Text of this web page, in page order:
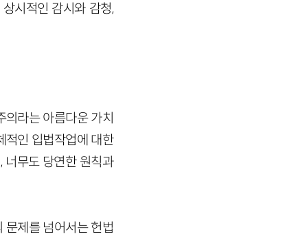
시적인 감시와 감청,
라는 아름다운 가치
적인 입법작업에 대한
너무도 당연한 원칙과
문제를 넘어서는 헌법